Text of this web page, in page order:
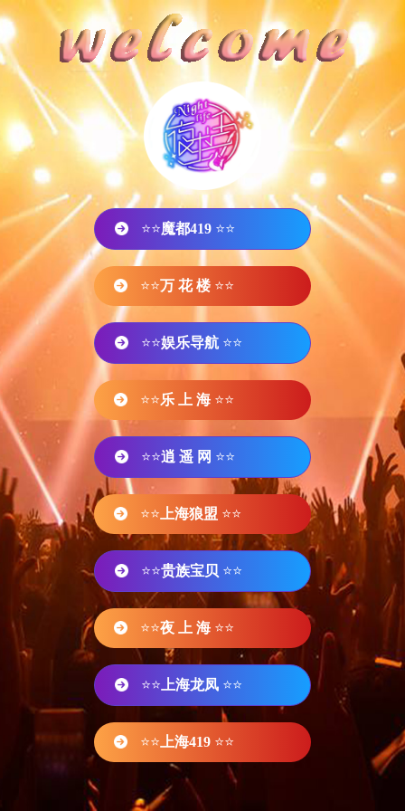
⭐⭐魔都419 ⭐⭐
⭐⭐万 花 楼 ⭐⭐
⭐⭐娱乐导航 ⭐⭐
⭐⭐乐 上 海 ⭐⭐
⭐⭐逍 遥 网 ⭐⭐
⭐⭐ 上海狼盟 ⭐⭐
⭐⭐贵族宝贝 ⭐⭐
⭐⭐夜 上 海 ⭐⭐
⭐⭐ 上海龙凤 ⭐⭐
⭐⭐ 上海419 ⭐⭐